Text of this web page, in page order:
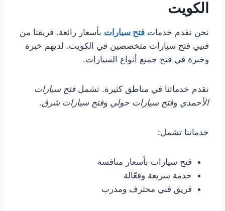
الكويت
نحن نقدم خدمات فتح سيارات بأسعار رائعة. فريقنا من
فنيي فتح سيارات متخصصين في الكويت. لديهم خبرة
وخبرة في فتح جميع أنواع السيارات.
نقدم خدماتنا في مناطق كثيرة. تشملفتح سيارات
الأحمدي وفتح سيارات حولي وفتح سيارات شرق.
خدماتنا تشمل:
فتح سيارات بأسعار منافسة
خدمة سريعة وفعّالة
فريق فني محترف ومدرب